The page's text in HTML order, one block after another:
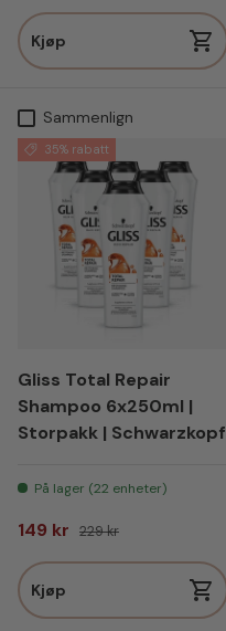
Kjøp
Sammenlign
35% rabatt
Gliss Total Repair
Shampoo 6x250ml |
Storpakk | Schwarzkopf
På lager (22 enheter)
Salgspris
149 kr Vanlig pris
229 kr
Kjøp